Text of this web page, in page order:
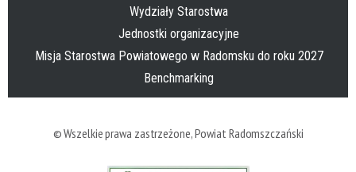
Wydziały Starostwa
Jednostki organizacyjne
Misja Starostwa Powiatowego w Radomsku do roku 2027
Benchmarking
© Wszelkie prawa zastrzeżone,Powiat Radomszczański